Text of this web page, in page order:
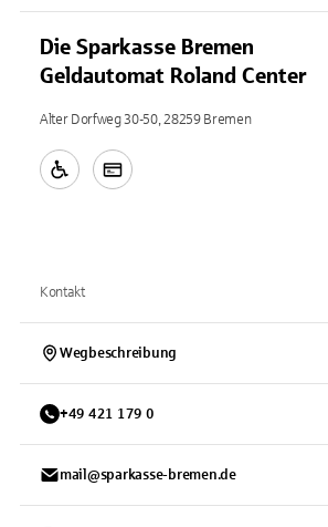
Die Sparkasse Bremen
Geldautomat Roland Center
Alter Dorfweg 30-50, 28259 Bremen
Kontakt
Wegbeschreibung
+49 421 179 0
mail@sparkasse-bremen.de